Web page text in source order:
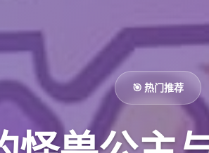
🎯 热门推荐